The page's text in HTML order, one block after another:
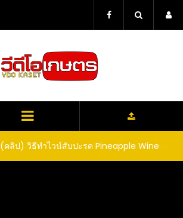
(คลิป) วิธีทำไวน์สับปะรด Pineapple Wine